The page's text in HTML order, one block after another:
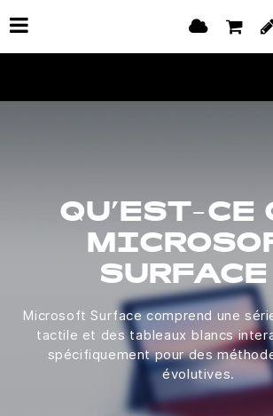
QU’EST-CE
SURFACE
Microsoft Surface comprend une
tactile et des tableaux blancs
spécifiquement pour des
évolutives.